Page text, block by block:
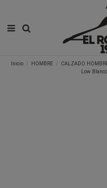
Inicio HOMBRE CALZADO
Low